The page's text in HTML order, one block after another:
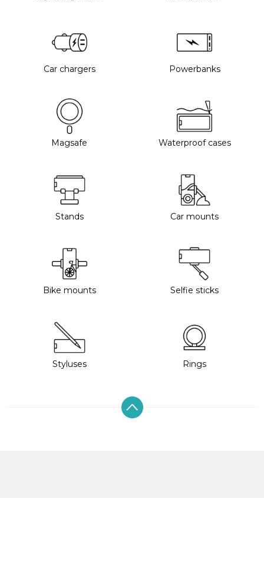
Car chargers Powerbanks
Magsafe Waterproof cases
Stands Car mounts
Bike mounts Selfie sticks
Styluses Rings